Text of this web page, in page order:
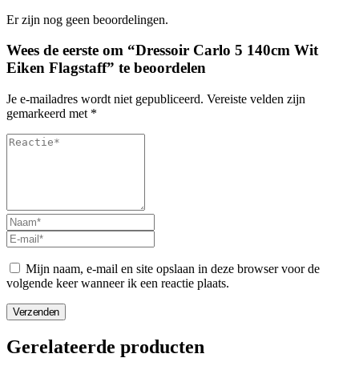
Er zijn nog geen beoordelingen.
Wees de eerste om “Dressoir Carlo 5 140cm Wit
Eiken Flagstaff” te beoordelen
Je e-mailadres wordt niet gepubliceerd. Vereiste velden zijn
gemarkeerd met *
Mijn naam, e-mail en site opslaan in deze browser voor de
volgende keer wanneer ik een reactie plaats.
Verzenden
Gerelateerde producten